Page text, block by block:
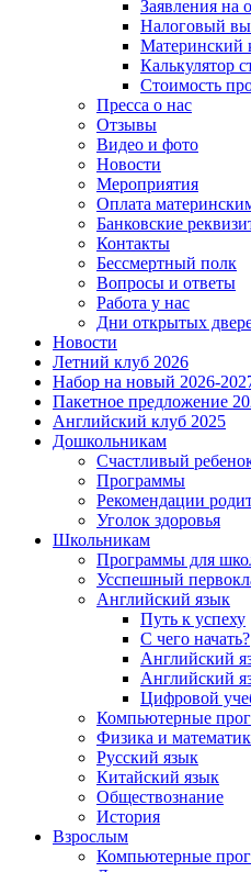
Заявления на
Налоговый
Материнский
Калькулятор
Стоимость
Пресса о нас
Отзывы
Видео и фото
Новости
Мероприятия
Оплата
Банковские
Контакты
Бессмертный полк
Вопросы и ответы
Работа у нас
Дни открытых
Новости
Летний клуб 2026
Набор на новый 2026-
Пакетное предложение
Английский клуб 2025
Дошкольникам
Счастливый
Программы
Рекомендации
Уголок здоровья
Школьникам
Программы для
Усспешный
Английский язык
Путь к успеху
С чего начать?
Английский
Английский
Цифровой
Компьютерные
Физика и
Русский язык
Китайский язык
Обществознание
История
Взрослым
Компьютерные